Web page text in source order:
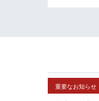
重要なお知らせ